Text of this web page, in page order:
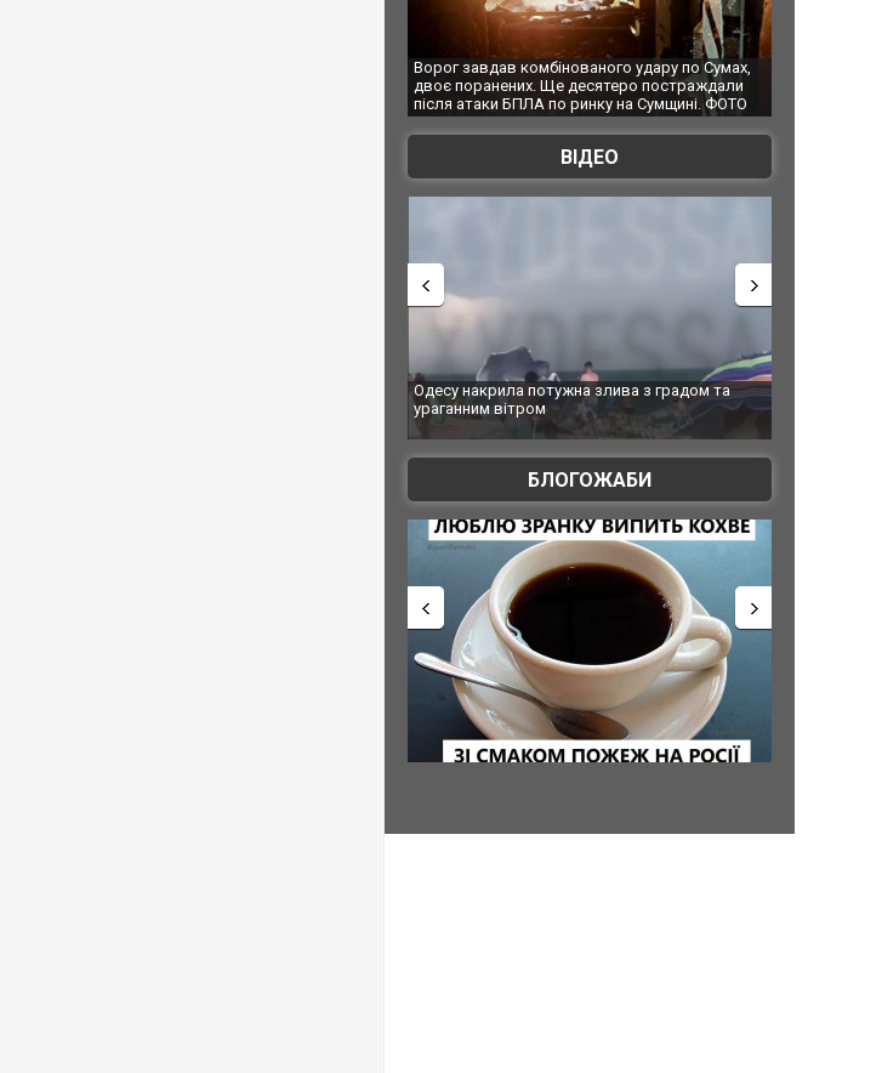
Ворог завдав комбінованого удару по Сумах,
двоє поранених. Ще десятеро постраждали
після атаки БПЛА по ринку на Сумщині. ФОТО
За 2000 кілометрів від кордону з Україною: в
Єкатеринбурзі після атаки дронів загорівся
склад Wildberries. ФОТО. ВІДЕО
ВІДЕО
Одесу накрила потужна злива з градом та
Вже вивели на тести: Ferrari готує оновлення
позашляховика Purosangue. ВІДЕО
БЛОГОЖАБИ